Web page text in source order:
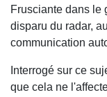
Frusciante dans le
disparu du radar,
communication
Interrogé sur ce
que cela ne